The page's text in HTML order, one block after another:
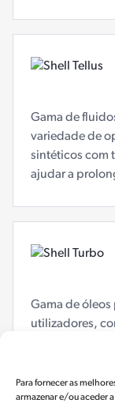
Para fornecer as
armazenar e/ou aceder
Gama de
variedade de
sintéticos com
ajudar a
Gama de
utilizadores,
operadores de